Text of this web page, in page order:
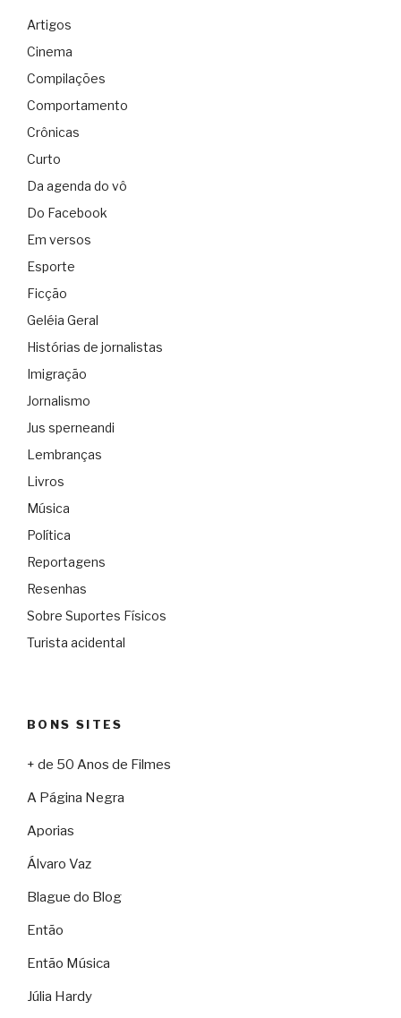
Artigos
Cinema
Compilações
Comportamento
Crônicas
Curto
Da agenda do vô
Do Facebook
Em versos
Esporte
Ficção
Geléia Geral
Histórias de jornalistas
Imigração
Jornalismo
Jus sperneandi
Lembranças
Livros
Música
Política
Reportagens
Resenhas
Sobre Suportes Físicos
Turista acidental
BONS SITES
+ de 50 Anos de Filmes
A Página Negra
Aporias
Álvaro Vaz
Blague do Blog
Então
Então Música
Júlia Hardy